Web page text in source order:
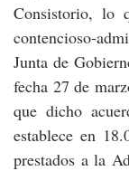
Consistorio, lo
contencioso-
Junta de
fecha 27 de
que dicho
establece en
prestados a la